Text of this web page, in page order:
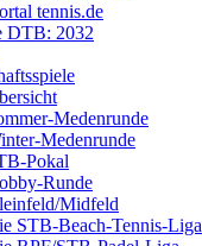
tennis.de
DTB: 2032
Medenrunde
Medenrunde
Pokal
Runde
Midfeld
STB-Beach-Tennis-Liga